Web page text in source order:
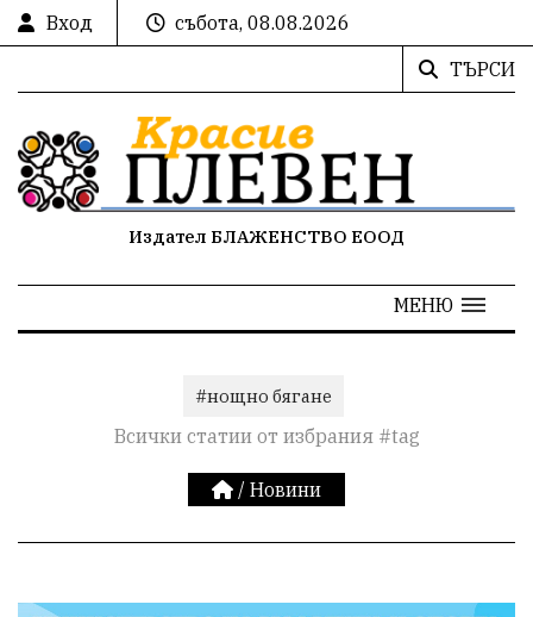
Вход
събота, 08.08.2026
ТЪРСИ
Издател БЛАЖЕНСТВО ЕООД
МЕНЮ
#нощно бягане
Всички статии от избрания #tag
/ Новини